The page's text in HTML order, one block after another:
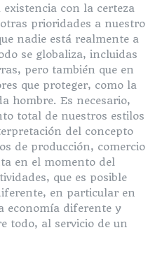
con la certeza
prioridades a nuestro
nadie está realmente a
se globaliza, incluidas
pero también que en
que proteger, como la
hombre. Es necesario,
total de nuestros estilos
del concepto
de producción, comercio
en el momento del
que es posible
en particular en
economía diferente y
todo, al servicio de un